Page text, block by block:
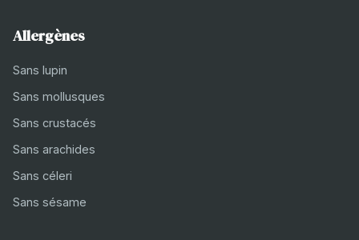
Allergènes
Sans lupin
Sans mollusques
Sans crustacés
Sans arachides
Sans céleri
Sans sésame